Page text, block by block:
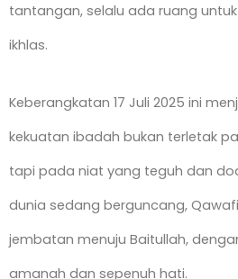
tantangan, selalu ada ruang
ikhlas.
Keberangkatan 17 Juli 2025 ini
kekuatan ibadah bukan terletak
tapi pada niat yang teguh dan
dunia sedang berguncang,
jembatan menuju Baitullah,
amanah dan sepenuh hati.